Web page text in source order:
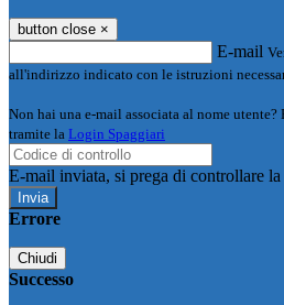
button close ×
E-mail
all'indirizzo indicato con le istruzioni
Non hai una e-mail associata al nome
tramite la Login Spaggiari
E-mail inviata, si prega di controllare
Errore
Chiudi
Successo